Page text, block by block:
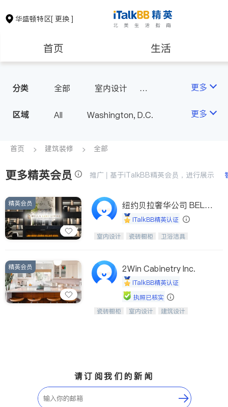
华盛顿特区[ 更换 ]
首页 生活
房地产租售 会计师
建筑装修
养老 非盈利组织
分类 全部
室内设计
更多
区域 All Washington, D.C. 更多
首页 建筑装修 全部
更多精英会员 推广 | 基于iTalkBB精英会员，进行展示
精英会员
纽约贝拉奢华公司 BELL
A LUXE
iTalkBB精英认证
设计、制造、安装一体化，打造高端定
室内设计 瓷砖橱柜
卫浴洁具
精英会员 2Win Cabinetry Inc.
iTalkBB精英认证
执照已核实
中华橱柜石材公司以实惠的价格提供实
瓷砖橱柜 室内设计
建筑设计
请订阅我们的新闻